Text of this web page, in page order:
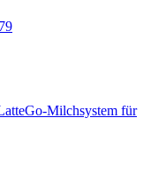
Milchsystem für